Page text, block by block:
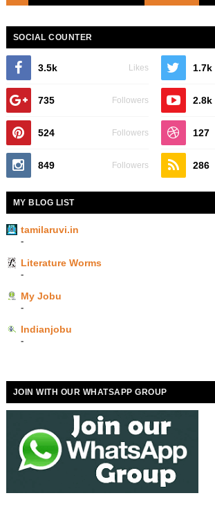
SOCIAL COUNTER
3.5k Likes 1.7k
735 Followers 2.8k
524 Followers 127
849 Followers 286
MY BLOG LIST
tamilaruvi.in
-
Literature Worms
-
My Jobu
-
Indianjobu
-
JOIN WITH OUR WHATSAPP GROUP